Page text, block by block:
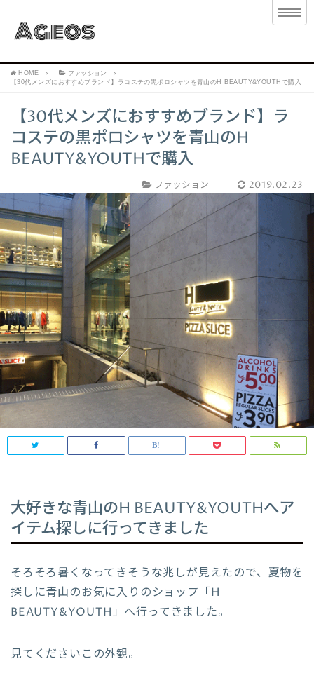
HOME
ファッション
【30代メンズにおすすめブランド】ラコステの黒ポロシャツを青山のH BEAUTY&YOUTHで購入
【30代メンズにおすすめブランド】ラ
コステの黒ポロシャツを青山のH
BEAUTY&YOUTHで購入
ファッション 2019.02.23
大好きな青山のH BEAUTY&YOUTHへア
イテム探しに行ってきました
そろそろ暑くなってきそうな兆しが見えたので、夏物を
探しに青山のお気に入りのショップ「H
BEAUTY&YOUTH」へ行ってきました。
見てくださいこの外観。